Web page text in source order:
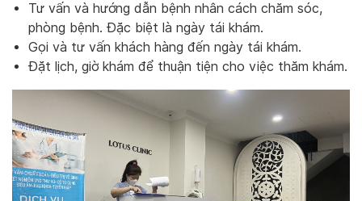
Tư vấn và hướng dẫn bệnh nhân cách chăm sóc,
phòng bệnh. Đặc biệt là ngày tái khám.
Gọi và tư vấn khách hàng đến ngày tái khám.
Đặt lịch, giờ khám để thuận tiện cho việc thăm khám.